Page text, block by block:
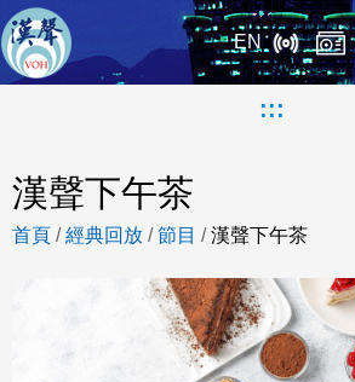
EN
:::
漢聲下午茶
首頁 /經典回放 /節目 /漢聲下午茶